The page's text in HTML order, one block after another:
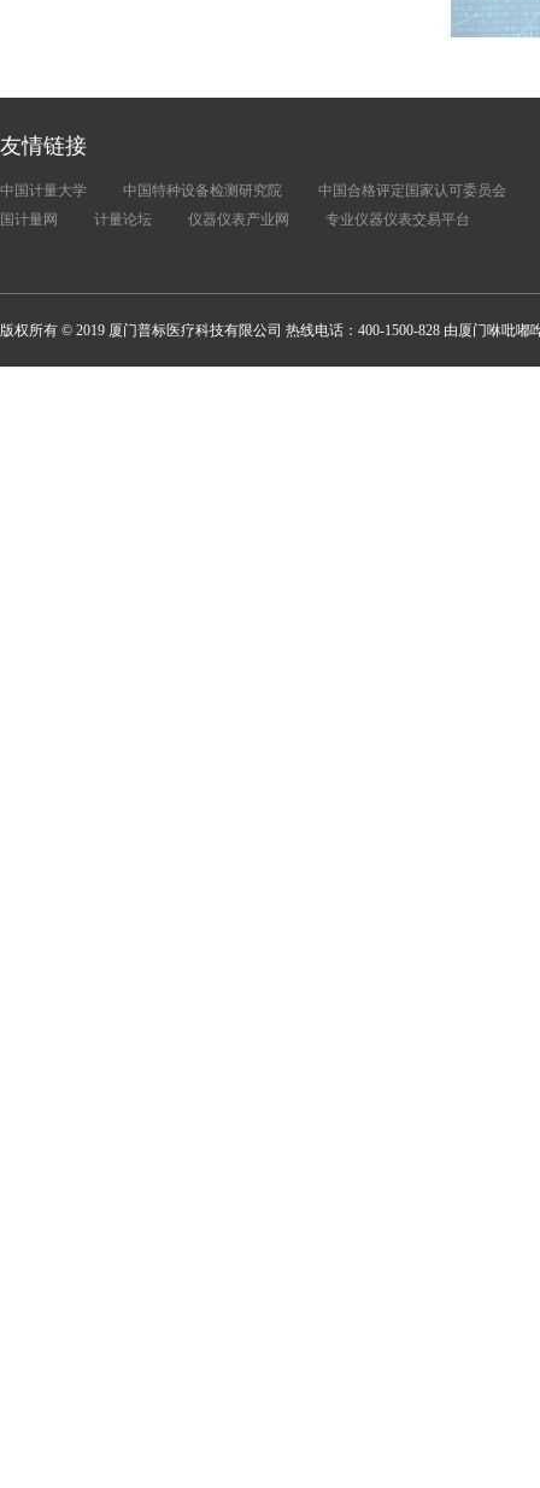
友情链接
中国计量大学 中国特种设备检测研究院
中国合格评定国家认可委员会
国计量网
计量论坛 仪器仪表产业网 专业仪器仪表交易平台
版权所有 © 2019 厦门普标医疗科技有限公司 热线电话：400-1500-828 由厦门咻吡